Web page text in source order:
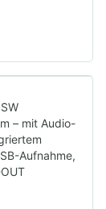
– mit Audio-
Aufnahme,